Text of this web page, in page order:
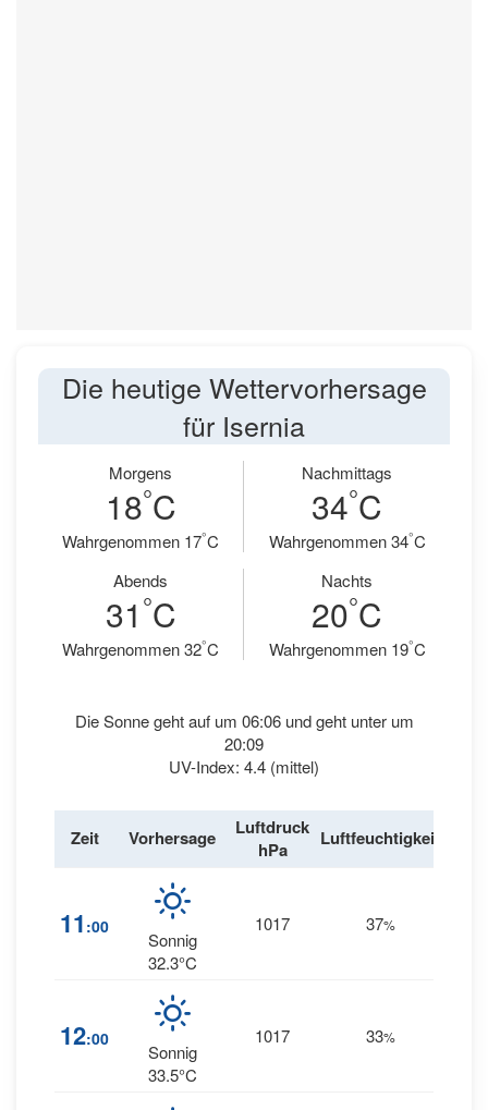
Die heutige Wettervorhersage
für Isernia
Morgens
18°C
Wahrgenommen 17°C
Nachmittags
34°C
Wahrgenommen 34°C
Abends
31 °C
Wahrgenommen 32°C
Nachts
20°C
Wahrgenommen 19°C
Die Sonne geht auf um 06:06 und geht unter um
20:09
UV-Index: 4.4 (mittel)
Zeit Vorhersage
Luftdruck
hPa
Luftfeuchtigkeit
11 :00
Sonnig
32.3°C
1017 37%
12:00
Sonnig
33.5°C
1017 33%